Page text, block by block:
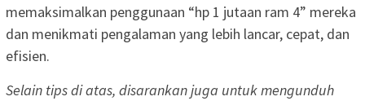
memaksimalkan penggunaan “hp 1 jutaan ram 4” mereka
dan menikmati pengalaman yang lebih lancar, cepat, dan
efisien.
Selain tips di atas, disarankan juga untuk mengunduh